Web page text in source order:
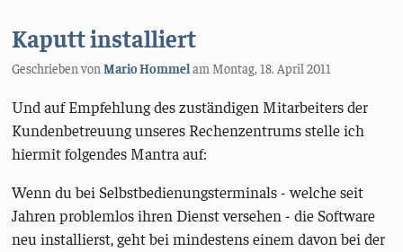
Kaputt installiert
Geschrieben vonMario Hommelam Montag, 18. April 2011
Und auf Empfehlung des zuständigen Mitarbeiters der
Kundenbetreuung unseres Rechenzentrums stelle ich
hiermit folgendes Mantra auf:
Wenn du bei Selbstbedienungsterminals - welche seit
Jahren problemlos ihren Dienst versehen - die Software
neu installierst, geht bei mindestens einem davon bei der